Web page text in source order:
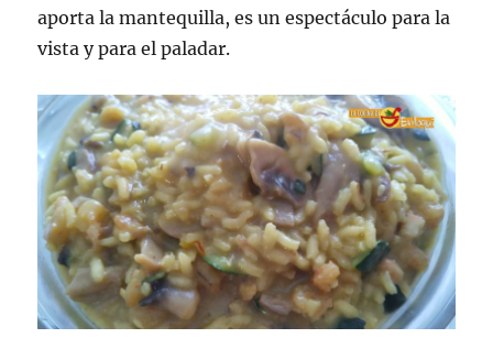
aporta la mantequilla, es un espectáculo para la
vista y para el paladar.